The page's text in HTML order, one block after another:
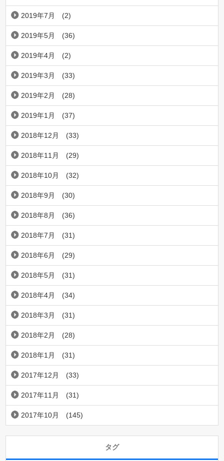
2019年7月 (2)
2019年5月 (36)
2019年4月 (2)
2019年3月 (33)
2019年2月 (28)
2019年1月 (37)
2018年12月 (33)
2018年11月 (29)
2018年10月 (32)
2018年9月 (30)
2018年8月 (36)
2018年7月 (31)
2018年6月 (29)
2018年5月 (31)
2018年4月 (34)
2018年3月 (31)
2018年2月 (28)
2018年1月 (31)
2017年12月 (33)
2017年11月 (31)
2017年10月 (145)
タグ